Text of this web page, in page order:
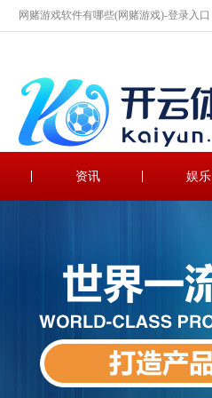
网赌游戏软件有哪些(网赌游戏)-登录入口
资讯 娱乐